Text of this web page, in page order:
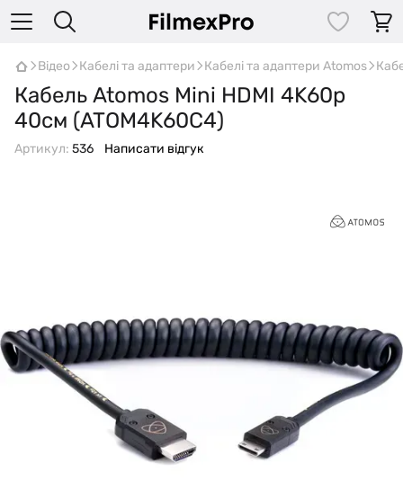
Відео Кабелі та адаптери Кабелі та адаптери Atomos
Кабель Atomos Mini HDMI 4K60p
40см (ATOM4K60C4)
Артикул: 536 Написати відгук